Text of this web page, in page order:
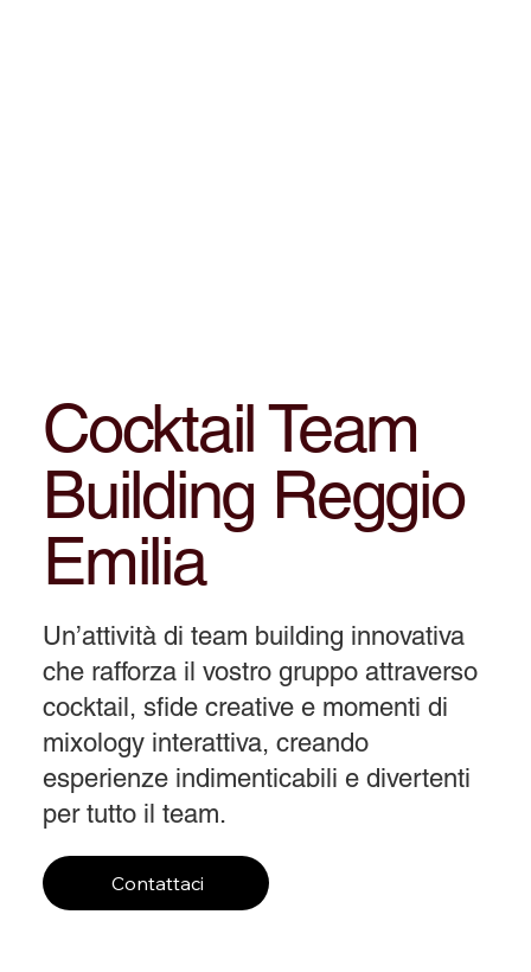
Cocktail Team
Building Reggio
Emilia
Un’attività di team building innovativa
che rafforza il vostro gruppo attraverso
cocktail, sfide creative e momenti di
mixology interattiva, creando
esperienze indimenticabili e divertenti
per tutto il team.
Contattaci